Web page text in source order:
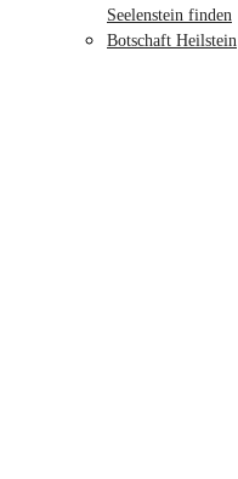
Seelenstein finden
Botschaft Heilstein